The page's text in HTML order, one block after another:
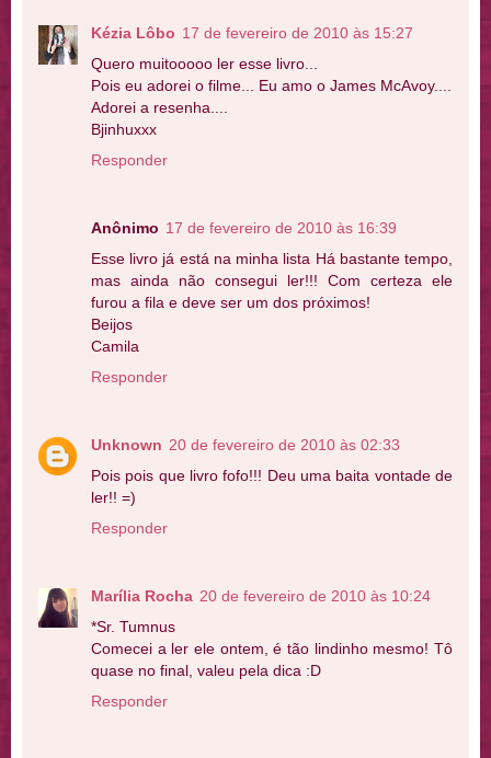
Kézia Lôbo 17 de fevereiro de 2010 às 15:27
Quero muitooooo ler esse livro...
Pois eu adorei o filme... Eu amo o James McAvoy....
Adorei a resenha....
Bjinhuxxx
Responder
Anônimo 17 de fevereiro de 2010 às 16:39
Esse livro já está na minha lista Há bastante tempo,
mas ainda não consegui ler!!! Com certeza ele
furou a fila e deve ser um dos próximos!
Beijos
Camila
Responder
Unknown 20 de fevereiro de 2010 às 02:33
Pois pois que livro fofo!!! Deu uma baita vontade de
ler!! =)
Responder
Marília Rocha 20 de fevereiro de 2010 às 10:24
*Sr. Tumnus
Comecei a ler ele ontem, é tão lindinho mesmo! Tô
quase no final, valeu pela dica :D
Responder